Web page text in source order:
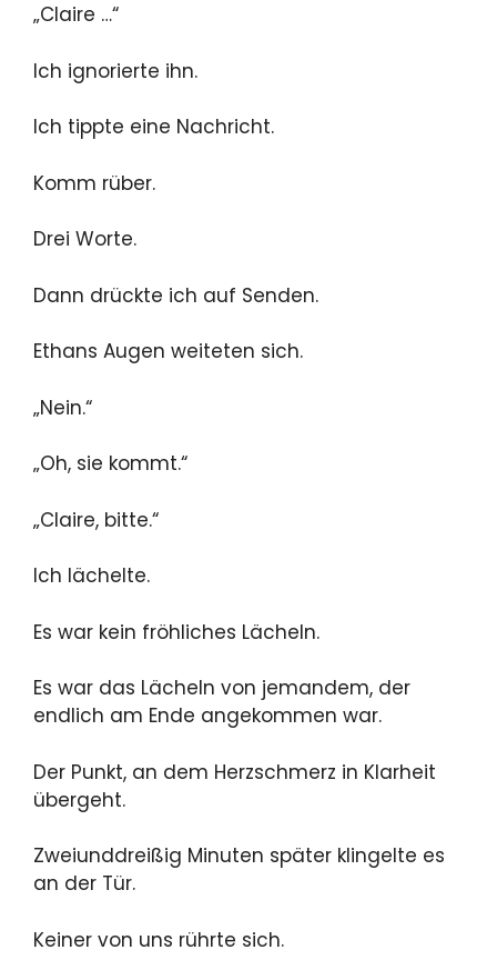
„Claire …“
Ich ignorierte ihn.
Ich tippte eine Nachricht.
Komm rüber.
Drei Worte.
Dann drückte ich auf Senden.
Ethans Augen weiteten sich.
„Nein.“
„Oh, sie kommt.“
„Claire, bitte.“
Ich lächelte.
Es war kein fröhliches Lächeln.
Es war das Lächeln von jemandem, der
endlich am Ende angekommen war.
Der Punkt, an dem Herzschmerz in Klarheit
übergeht.
Zweiunddreißig Minuten später klingelte es
an der Tür.
Keiner von uns rührte sich.